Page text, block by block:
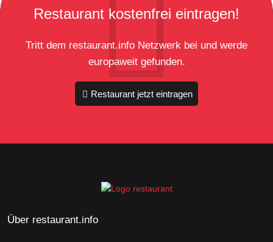
Restaurant kostenfrei eintragen!
Tritt dem restaurant.info Netzwerk bei und werde
europaweit gefunden.
Restaurant jetzt eintragen
Über restaurant.info